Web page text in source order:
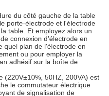
du côté gauche de la table
porte-électrode et l'électrode
table. Et employez alors un
connexion d'électrode en
quel plan de l'électrode en
ou pour employer la
adhésif sur la boîte de
(220V±10%, 50HZ, 200VA) est
le commutateur électrique
de signalisation de